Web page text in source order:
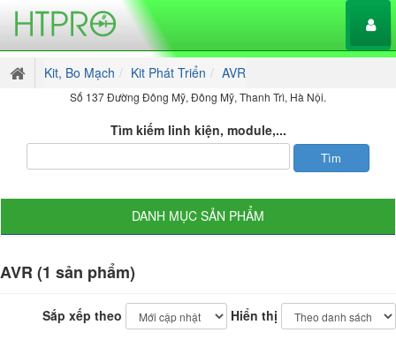
Kit, Bo Mạch Kit Phát Triển AVR
Số 137 Đường Đông Mỹ, Đông Mỹ, Thanh Trì, Hà Nội.
Tìm kiếm linh kiện, module,...
DANH MỤC SẢN PHẨM
AVR (1 sản phẩm)
Sắp xếp theo Hiển thị